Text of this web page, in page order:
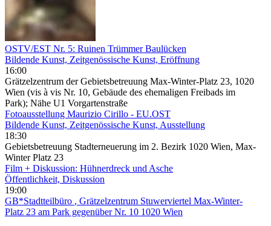
OSTV/EST Nr. 5: Ruinen Trümmer Baulücken
Bildende Kunst, Zeitgenössische Kunst, Eröffnung
16:00
Grätzelzentrum der Gebietsbetreuung Max-Winter-Platz 23, 1020
Wien (vis à vis Nr. 10, Gebäude des ehemaligen Freibads im
Park); Nähe U1 Vorgartenstraße
Fotoausstellung Maurizio Cirillo - EU.OST
Bildende Kunst, Zeitgenössische Kunst, Ausstellung
18:30
Gebietsbetreuung Stadterneuerung im 2. Bezirk 1020 Wien, Max-
Winter Platz 23
Film + Diskussion: Hühnerdreck und Asche
Öffentlichkeit, Diskussion
19:00
GB*Stadtteilbüro , Grätzelzentrum Stuwerviertel Max-Winter-
Platz 23 am Park gegenüber Nr. 10 1020 Wien